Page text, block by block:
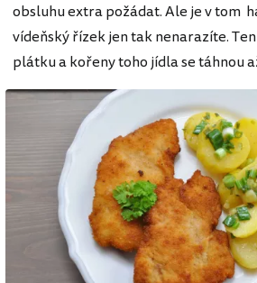
obsluhu extra požádat. Ale je v tom
vídeňský řízek jen tak nenarazíte.
plátku a kořeny toho jídla se táhnou